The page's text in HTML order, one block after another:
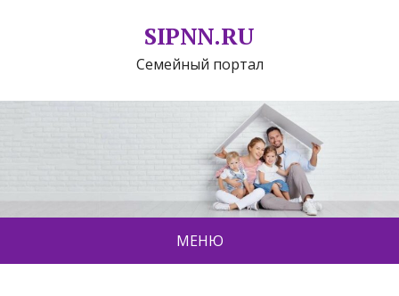
SIPNN.RU
Семейный портал
МЕНЮ